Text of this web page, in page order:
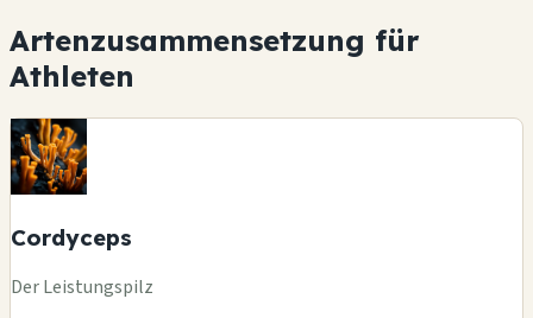
Artenzusammensetzung für
Athleten
Cordyceps
Der Leistungspilz